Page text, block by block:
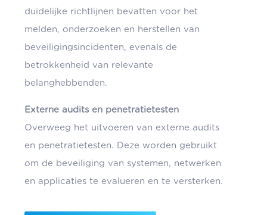
duidelijke richtlijnen bevatten voor het
melden, onderzoeken en herstellen van
beveiligingsincidenten, evenals de
betrokkenheid van relevante
belanghebbenden.
Externe audits en penetratietesten
Overweeg het uitvoeren van externe audits
en penetratietesten. Deze worden gebruikt
om de beveiliging van systemen, netwerken
en applicaties te evalueren en te versterken.